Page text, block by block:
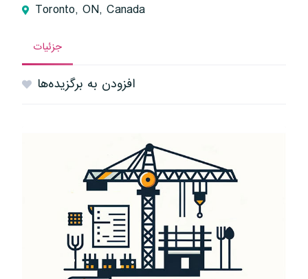
Toronto, ON, Canada
جزئیات
افزودن به برگزیده‌ها